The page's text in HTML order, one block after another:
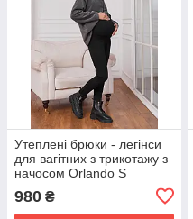
Утеплені брюки - легінси
для вагітних з трикотажу з
начосом Orlando S
980 ₴